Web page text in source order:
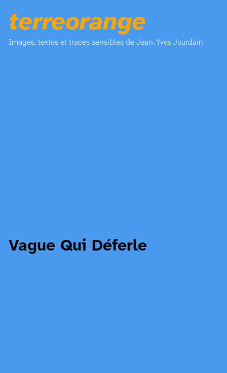
terreorange
Images, textes et traces sensibles de Jean-Yves Jourdain
Vague Qui Déferle